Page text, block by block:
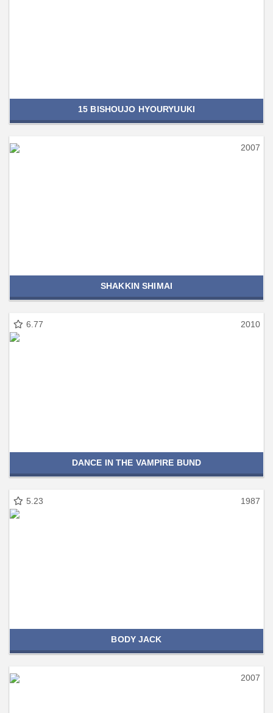
15 BISHOUJO HYOURYUUKI
2007
SHAKKIN SHIMAI
6.77 2010
DANCE IN THE VAMPIRE BUND
5.23 1987
BODY JACK
2007